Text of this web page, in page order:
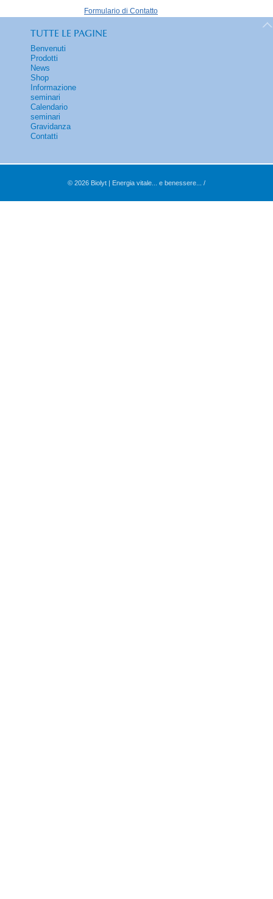
Formulario di Contatto
TUTTE LE PAGINE
Benvenuti
Prodotti
News
Shop
Informazione
seminari
Calendario
seminari
Gravidanza
Contatti
© 2026 Biolyt | Energia vitale... e benessere... /